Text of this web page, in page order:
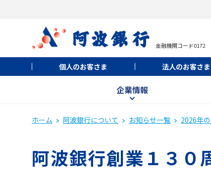
金融機関コード0172
個人のお客さま 法人のお客さま
企業情報
ホーム 阿波銀行について お知らせ一覧 2026年
阿波銀行創業１３